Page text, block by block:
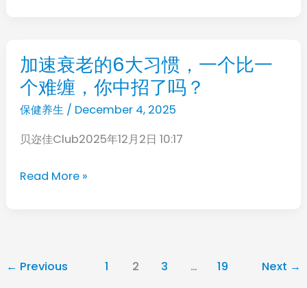
治
退
化
性
关
炎，
加速衰老的6大习惯，一个比一
个难缠，你中招了吗？
保健养生/ December 4, 2025
贝迩佳Club2025年12月2日 10:17
加
速
衰
的
个
Read More »
← Previous 1 2 3 … 19 Next →